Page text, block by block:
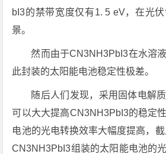
bI3的禁带宽度仅有1. 5 eV，在光
景。
然而由于CN3NH3PbI3在水溶
此封装的太阳能电池稳定性极差。
随后人们发现，采用固体电解
可以大大提高CN3NH3PbI3的稳定
电池的光电转换效率大幅度提高，
CN3NH3PbI3组装的太阳能电池的